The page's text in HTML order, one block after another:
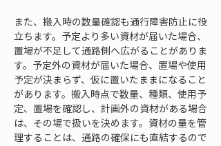
また、搬入時の数量確認も通行障害防止に役
立ちます。予定より多い資材が届いた場合、
置場が不足して通路側へ広がることがありま
す。予定外の資材が届いた場合、置場や使用
予定が決まらず、仮に置いたままになること
があります。搬入時点で数量、種類、使用予
定、置場を確認し、計画外の資材がある場合
は、その場で扱いを決めます。資材の量を管
理することは、通路の確保にも直結するので